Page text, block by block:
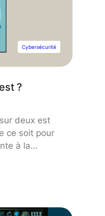
Cybersécurité
?
deux est
ce soit pour
à la
diffusent